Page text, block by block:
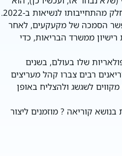
לנשיאות ב-2022.
הסמכה של מקעקעים, לאחר
ממשרד הבריאות, כדי
שלו בעולם, בשנים
רבים צברו קהל מעריצים
לשגשג ולהצליח באופן
קוריאה ? מוזמנים ליצור